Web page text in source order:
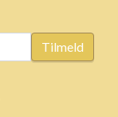
Tilmeld